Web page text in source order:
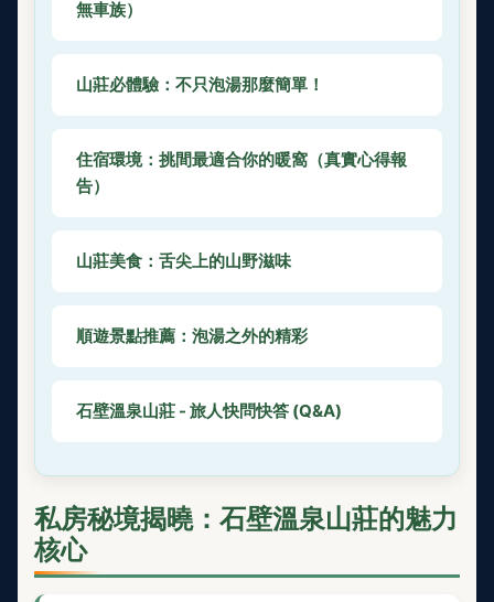
無車族）
山莊必體驗：不只泡湯那麼簡單！
住宿環境：挑間最適合你的暖窩（真實心得報
告）
山莊美食：舌尖上的山野滋味
順遊景點推薦：泡湯之外的精彩
石壁溫泉山莊 - 旅人快問快答 (Q&A)
私房秘境揭曉：石壁溫泉山莊的魅力
核心